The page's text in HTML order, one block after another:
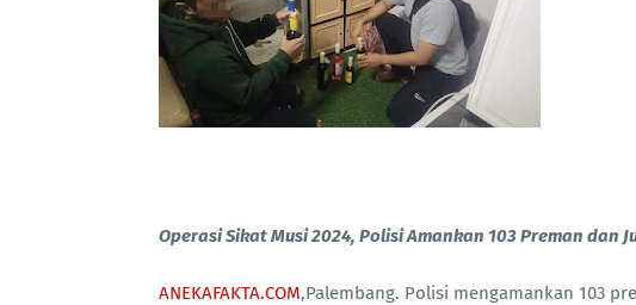
Operasi Sikat Musi 2024, Polisi Amankan 103 Preman dan
ANEKAFAKTA.COM,Palembang. Polisi mengamankan 103